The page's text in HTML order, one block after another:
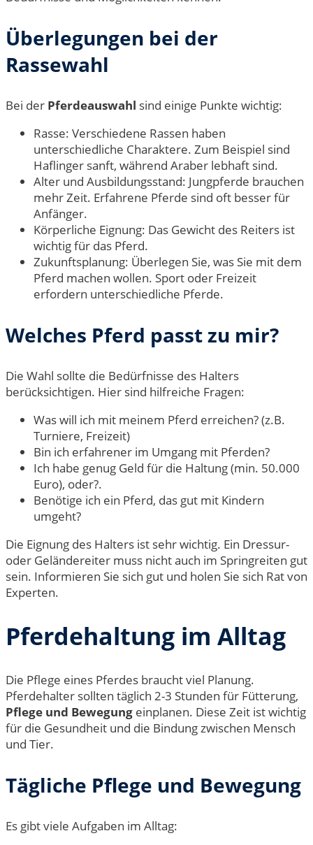
Überlegungen bei der
Rassewahl
Bei der Pferdeauswahl sind einige Punkte wichtig:
Rasse: Verschiedene Rassen haben
unterschiedliche Charaktere. Zum Beispiel sind
Haflinger sanft, während Araber lebhaft sind.
Alter und Ausbildungsstand: Jungpferde brauchen
mehr Zeit. Erfahrene Pferde sind oft besser für
Anfänger.
Körperliche Eignung: Das Gewicht des Reiters ist
wichtig für das Pferd.
Zukunftsplanung: Überlegen Sie, was Sie mit dem
Pferd machen wollen. Sport oder Freizeit
erfordern unterschiedliche Pferde.
Welches Pferd passt zu mir?
Die Wahl sollte die Bedürfnisse des Halters
berücksichtigen. Hier sind hilfreiche Fragen:
Was will ich mit meinem Pferd erreichen? (z.B.
Turniere, Freizeit)
Bin ich erfahrener im Umgang mit Pferden?
Ich habe genug Geld für die Haltung (min. 50.000
Euro), oder?.
Benötige ich ein Pferd, das gut mit Kindern
umgeht?
Die Eignung des Halters ist sehr wichtig. Ein Dressur-
oder Geländereiter muss nicht auch im Springreiten gut
sein. Informieren Sie sich gut und holen Sie sich Rat von
Experten.
Pferdehaltung im Alltag
Die Pflege eines Pferdes braucht viel Planung.
Pferdehalter sollten täglich 2-3 Stunden für Fütterung,
Pflege und Bewegung einplanen. Diese Zeit ist wichtig
für die Gesundheit und die Bindung zwischen Mensch
und Tier.
Tägliche Pflege und Bewegung
Es gibt viele Aufgaben im Alltag: